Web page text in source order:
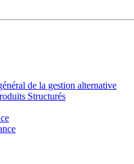
de la gestion alternative
Structurés